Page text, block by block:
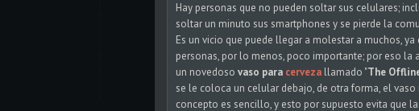
Hay personas que no pueden soltar sus celulares;
soltar un minuto sus smartphones y se pierde la
Es un vicio que puede llegar a molestar a muchos,
personas, por lo menos, poco importante; por eso
un novedoso vaso para cerveza llamado "The
se le coloca un celular debajo, de otra forma, el
concepto es sencillo, y esto por supuesto evita que